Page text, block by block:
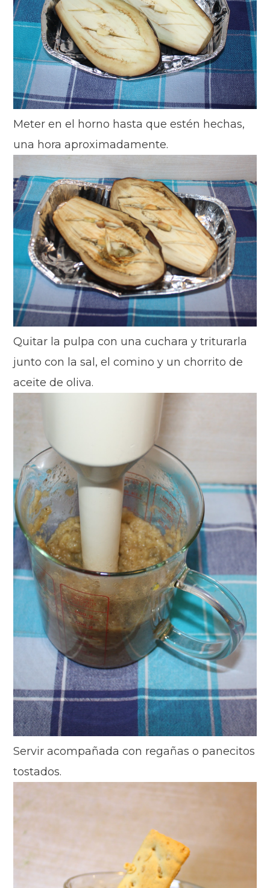
Meter en el horno hasta que estén hechas,
una hora aproximadamente.
Quitar la pulpa con una cuchara y triturarla
junto con la sal, el comino y un chorrito de
aceite de oliva.
Servir acompañada con regañas o panecitos
tostados.